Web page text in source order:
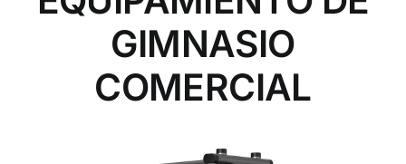
GIMNASIO
COMERCIAL